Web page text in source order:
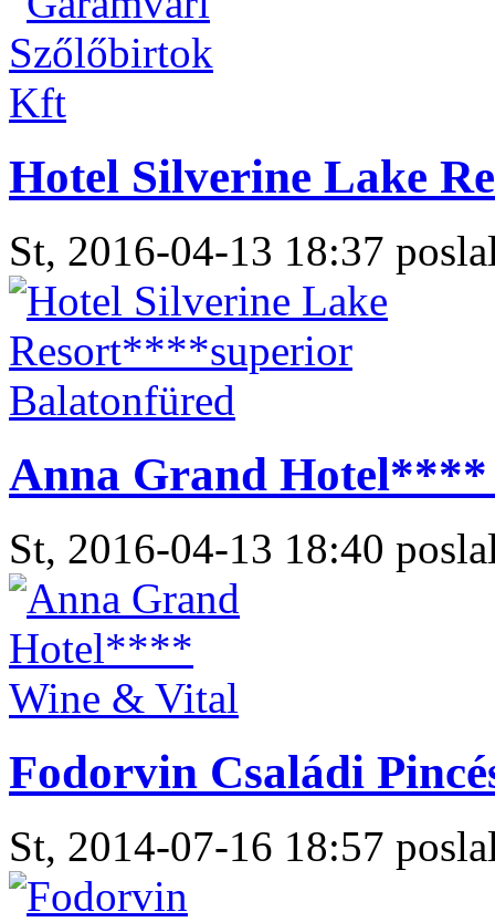
Hotel Silverine Lake
St, 2016-04-13 18:37
Anna Grand
St, 2016-04-13 18:40
Fodorvin Családi
St, 2014-07-16 18:57